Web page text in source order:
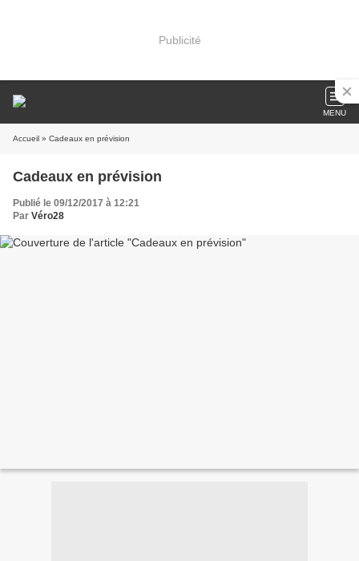
Publicité
MENU
Accueil » Cadeaux en prévision
Cadeaux en prévision
Publié le 09/12/2017 à 12:21
Par Véro28